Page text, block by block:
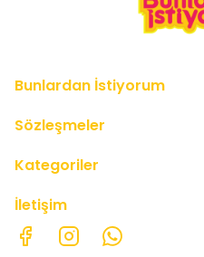
Bunlardan İstiyorum
Sözleşmeler
Kategoriler
İletişim